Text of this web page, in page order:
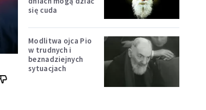
się cuda
Modlitwa ojca Pio
w trudnych i
beznadziejnych
sytuacjach